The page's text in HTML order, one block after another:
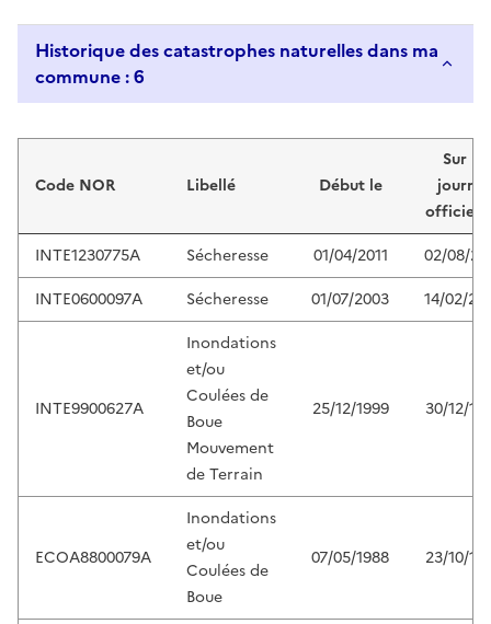
Historique des catastrophes naturelles dans ma
commune : 6
Code NOR Libellé Début le
Sur le
journal
officiel
INTE1230775A
Sécheresse 01/04/2011
02/08/
INTE0600097A
Sécheresse 01/07/2003 14/02/
INTE9900627A
Inondations
et/ou
Coulées de
Boue
Mouvement
de Terrain
25/12/1999 30/12/
ECOA8800079A
Inondations
et/ou
Coulées de
Boue
07/05/1988 23/10/